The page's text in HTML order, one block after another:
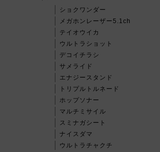
ショクワンダー
メガホンレーザー5.1ch
テイオウイカ
ウルトラショット
デコイチラシ
サメライド
エナジースタンド
トリプルトルネード
ホップソナー
マルチミサイル
スミナガシート
ナイスダマ
ウルトラチャクチ